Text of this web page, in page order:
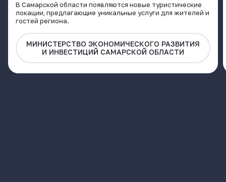
В Самарской области появляются новые туристические
локации, предлагающие уникальные услуги для жителей и
гостей региона.
МИНИСТЕРСТВО ЭКОНОМИЧЕСКОГО РАЗВИТИЯ
И ИНВЕСТИЦИЙ САМАРСКОЙ ОБЛАСТИ